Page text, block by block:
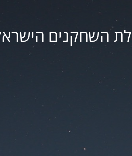
השחקנים